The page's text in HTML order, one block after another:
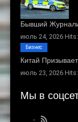
Бывший
июль 24, 2026
Китай
июль 23, 2026
Бизнес
Мы в